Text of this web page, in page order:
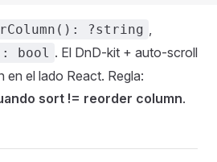
?string ,
bool . El DnD-kit + auto-scroll
en el lado React. Regla:
sort != reorder column.